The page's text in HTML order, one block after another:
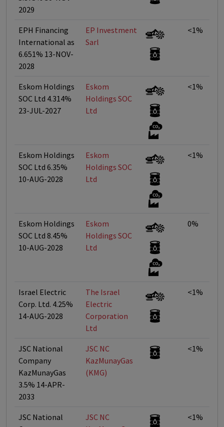
2029
EPH Financing
International as
6.651% 13-NOV-
2028
EP Investment
Sarl
<1%
Eskom Holdings
SOC Ltd 4.314%
23-JUL-2027
Eskom
Holdings SOC
Ltd
<1%
Eskom Holdings
SOC Ltd 6.35%
10-AUG-2028
Eskom
Holdings SOC
Ltd
<1%
Eskom Holdings
SOC Ltd 8.45%
10-AUG-2028
Eskom
Holdings SOC
Ltd
0%
Israel Electric
Corp. Ltd. 4.25%
14-AUG-2028
The Israel
Electric
Corporation
Ltd
<1%
JSC National
Company
KazMunayGas
3.5% 14-APR-
2033
JSC NC
KazMunayGas
(KMG)
<1%
JSC National
JSC NC
<1%